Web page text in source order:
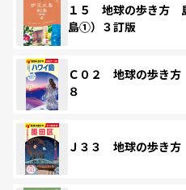
１５ 地球の歩き方
島①）３訂版
Ｃ０２ 地球の歩き
８
Ｊ３３ 地球の歩き